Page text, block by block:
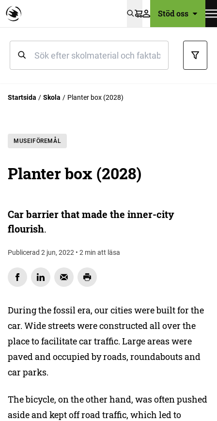
VarukorgStöd oss
Startsida Skola Planter box (2028)
MUSEIFÖREMÅL
Planter box (2028)
Car barrier that made the inner-city
flourish.
Publicerad 2 jun, 2022 • 2 min att läsa
During the fossil era, our cities were built for the
car. Wide streets were constructed all over the
place to facilitate car traffic. Large areas were
paved and occupied by roads, roundabouts and
car parks.
The bicycle, on the other hand, was often pushed
aside and kept off road traffic, which led to